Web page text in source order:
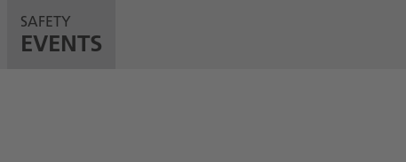
SAFETY
EVENTS